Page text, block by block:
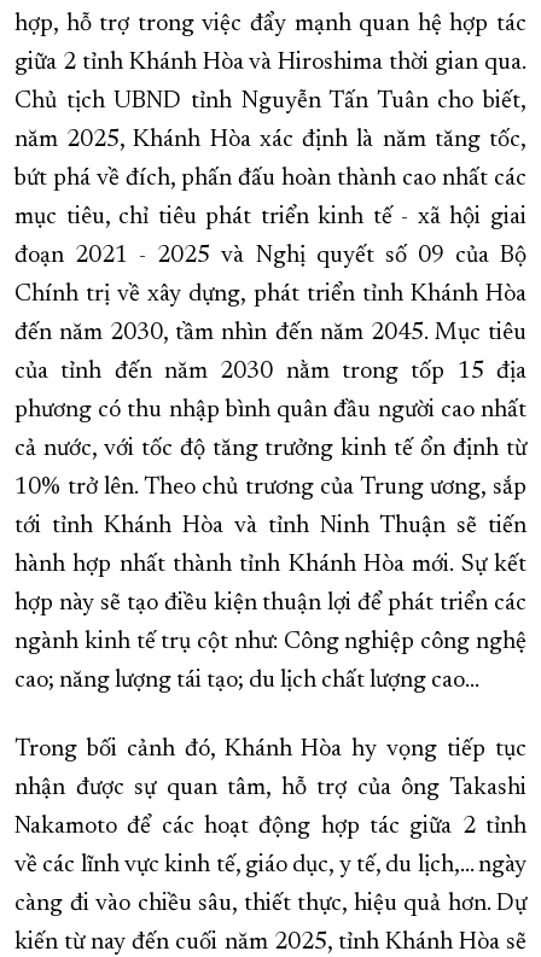
hợp, hỗ trợ trong việc đẩy mạnh quan hệ hợp tác
giữa 2 tỉnh Khánh Hòa và Hiroshima thời gian qua.
Chủ tịch UBND tỉnh Nguyễn Tấn Tuân cho biết,
năm 2025, Khánh Hòa xác định là năm tăng tốc,
bứt phá về đích, phấn đấu hoàn thành cao nhất các
mục tiêu, chỉ tiêu phát triển kinh tế - xã hội giai
đoạn 2021 - 2025 và Nghị quyết số 09 của Bộ
Chính trị về xây dựng, phát triển tỉnh Khánh Hòa
đến năm 2030, tầm nhìn đến năm 2045. Mục tiêu
của tỉnh đến năm 2030 nằm trong tốp 15 địa
phương có thu nhập bình quân đầu người cao nhất
cả nước, với tốc độ tăng trưởng kinh tế ổn định từ
10% trở lên. Theo chủ trương của Trung ương, sắp
tới tỉnh Khánh Hòa và tỉnh Ninh Thuận sẽ tiến
hành hợp nhất thành tỉnh Khánh Hòa mới. Sự kết
hợp này sẽ tạo điều kiện thuận lợi để phát triển các
ngành kinh tế trụ cột như: Công nghiệp công nghệ
cao; năng lượng tái tạo; du lịch chất lượng cao…
Trong bối cảnh đó, Khánh Hòa hy vọng tiếp tục
nhận được sự quan tâm, hỗ trợ của ông Takashi
Nakamoto để các hoạt động hợp tác giữa 2 tỉnh
về các lĩnh vực kinh tế, giáo dục, y tế, du lịch,... ngày
càng đi vào chiều sâu, thiết thực, hiệu quả hơn. Dự
kiến từ nay đến cuối năm 2025, tỉnh Khánh Hòa sẽ